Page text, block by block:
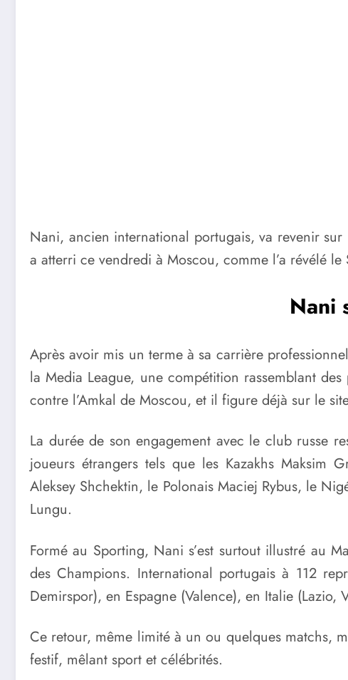
Nani, ancien international portugais, va revenir sur
a atterri ce vendredi à Moscou, comme l’a révélé
Nani
Après avoir mis un terme à sa carrière
la Media League, une compétition rassemblant
contre l’Amkal de Moscou, et il figure déjà sur le
La durée de son engagement avec le club russe
joueurs étrangers tels que les Kazakhs Maksim
Aleksey Shchektin, le Polonais Maciej Rybus, le
Lungu.
Formé au Sporting, Nani s’est surtout illustré au
des Champions. International portugais à 112
Demirspor), en Espagne (Valence), en Italie (Lazio,
Ce retour, même limité à un ou quelques matchs,
festif, mêlant sport et célébrités.